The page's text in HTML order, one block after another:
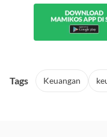
Tags Keuangan